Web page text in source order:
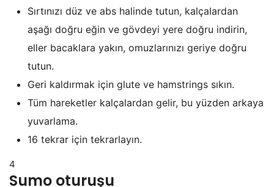
Sırtınızı düz ve abs halinde tutun, kalçalardan
aşağı doğru eğin ve gövdeyi yere doğru indirin,
eller bacaklara yakın, omuzlarınızı geriye doğru
tutun.
Geri kaldırmak için glute ve hamstrings sıkın.
Tüm hareketler kalçalardan gelir, bu yüzden arkaya
yuvarlama.
16 tekrar için tekrarlayın.
4
Sumo oturuşu